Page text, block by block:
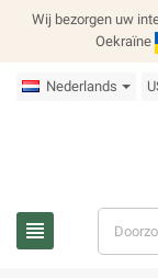
Wij bezorgen uw
Oekraïne
Nederlands
view_headline